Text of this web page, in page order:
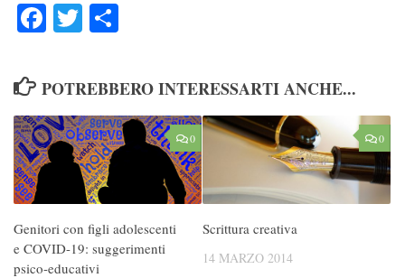
FacebookTwitter
POTREBBERO INTERESSARTI ANCHE...
0
Genitori con figli adolescenti
e COVID-19: suggerimenti
psico-educativi
0
Scrittura creativa
14 MARZO 2014